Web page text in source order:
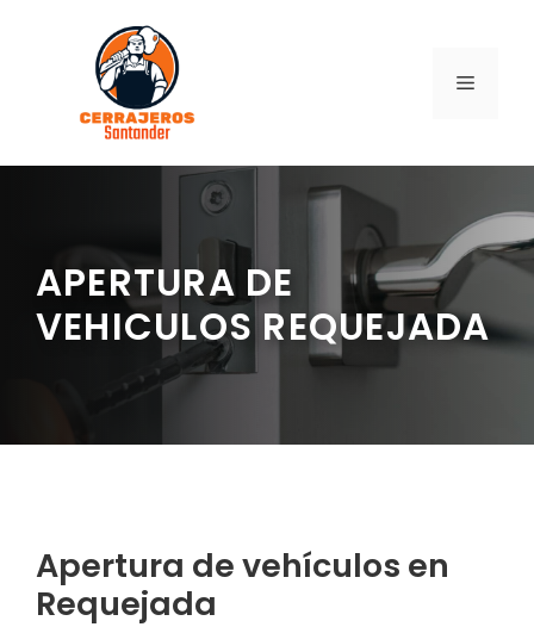
contenido
MENÚ
APERTURA DE
VEHICULOS REQUEJADA
Apertura de vehículos en
Requejada